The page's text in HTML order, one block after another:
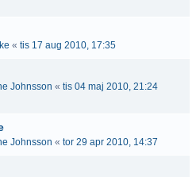
« tis 17 aug 2010, 17:35
Johnsson « tis 04 maj 2010, 21:24
Johnsson « tor 29 apr 2010, 14:37